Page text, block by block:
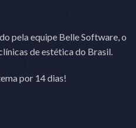
pela equipe Belle Software, o
de estética do Brasil.
por 14 dias!